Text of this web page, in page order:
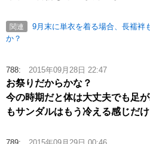
関連
9月末に単衣を着る場合、長襦袢
か？
788: 2015年09月28日 22:47
お祭りだからかな？
今の時期だと体は大丈夫でも足
もサンダルはもう冷える感じだけ